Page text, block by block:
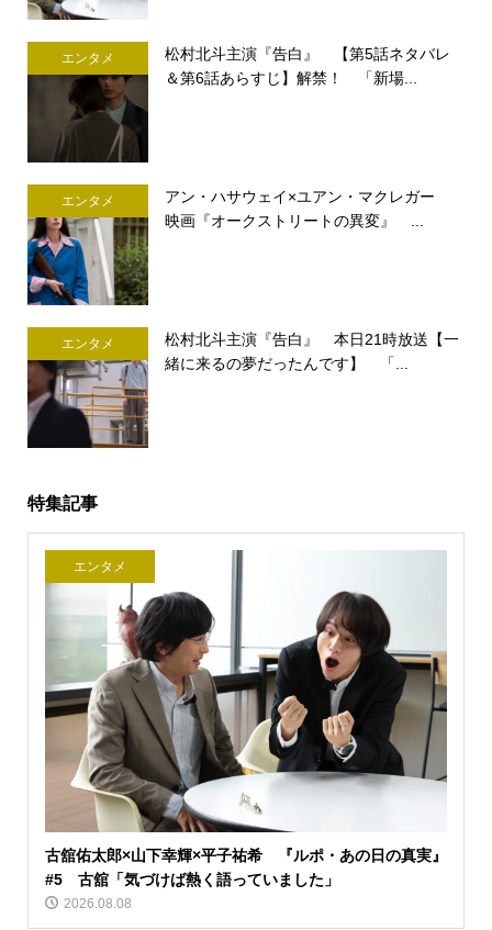
エンタメ
松村北斗主演『告白』 【第5話ネタバレ
＆第6話あらすじ】解禁！ 「新場...
エンタメ
アン・ハサウェイ×ユアン・マクレガー
映画『オークストリートの異変』 ...
エンタメ
松村北斗主演『告白』 本日21時放送【一
緒に来るの夢だったんです】 「...
特集記事
エンタメ
古舘佑太郎×山下幸輝×平子祐希 『ルポ・あの日の真実』
#5 古舘「気づけば熱く語っていました」
2026.08.08